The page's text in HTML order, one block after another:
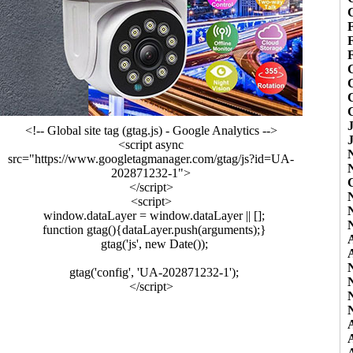
<!-- Global site tag (gtag.js) - Google Analytics -->
<script async
src="https://www.googletagmanager.com/gtag/js?id=UA-
202871232-1">
</script>
<script>
window.dataLayer = window.dataLayer || [];
function gtag(){dataLayer.push(arguments);}
gtag('js', new Date());
gtag('config', 'UA-202871232-1');
</script>